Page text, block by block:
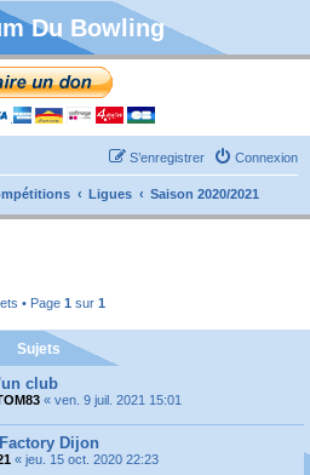
Du Bowling
Connexion
S’enregistrer
Ligues Saison 2020/2021
• Page 1 sur 1
Sujets
club
« ven. 9 juil. 2021 15:01
Dijon
« jeu. 15 oct. 2020 22:23